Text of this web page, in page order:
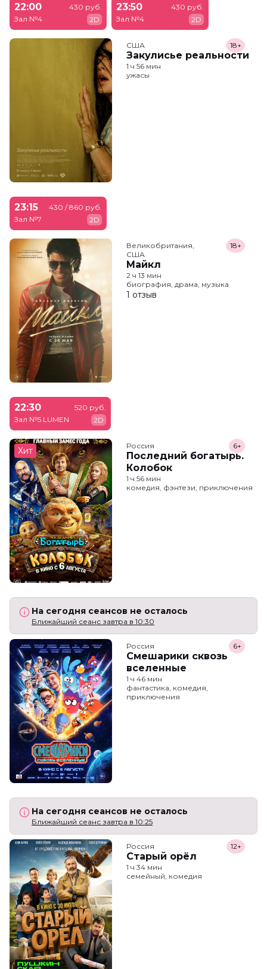
22:00
Зал №4
430 руб.
2D
23:50
Зал №4
430 руб.
2D
США
Закулисье реальности
18+
1 ч 56 мин
ужасы
23:15
Зал №7
430 / 860 руб.
2D
Великобритания,
США
Майкл
18+
2 ч 13 мин
биография, драма, музыка
1 отзыв
22:30
Зал №5 LUMEN
520 руб.
2D
Хит Россия
Последний богатырь.
Колобок
6+
1 ч 56 мин
комедия, фэнтези, приключения
На сегодня сеансов не осталось
Ближайший сеанс завтра в 10:30
Россия
Смешарики сквозь
вселенные
6+
1 ч 46 мин
фантастика, комедия,
приключения
На сегодня сеансов не осталось
Ближайший сеанс завтра в 10:25
Россия
Старый орёл
12+
1 ч 34 мин
семейный, комедия